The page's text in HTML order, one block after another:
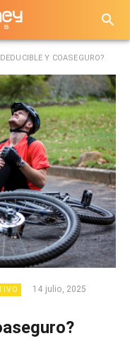
Y COASEGURO?
14 julio, 2025